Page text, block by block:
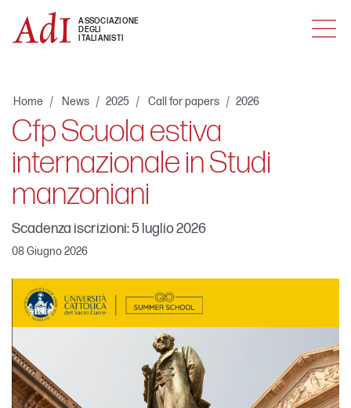
ASSOCIAZIONE
DEGLI
ITALIANISTI
MENU
Home News 2025 Call for papers 2026
Cfp Scuola estiva
internazionale in Studi
manzoniani
Scadenza iscrizioni: 5 luglio 2026
08 Giugno 2026